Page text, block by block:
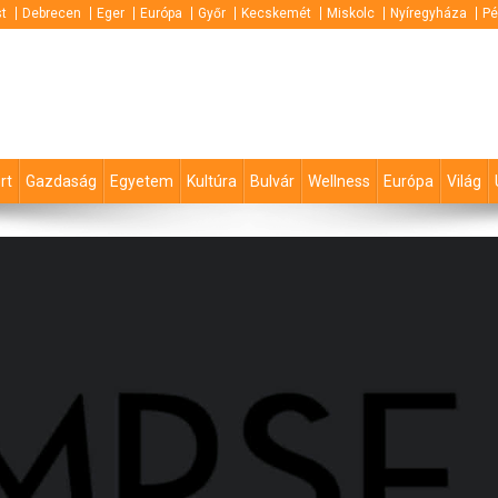
Debrecen Eger Európa Győr Kecskemét Miskolc Nyíregyháza
Gazdaság Egyetem Kultúra Bulvár Wellness Európa Világ